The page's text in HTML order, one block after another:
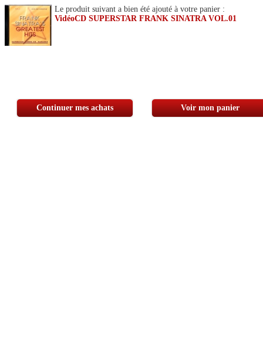
Le produit suivant a bien été ajouté à votre panier :
VidéoCD SUPERSTAR FRANK SINATRA VOL.01
Continuer mes achats Voir mon panier